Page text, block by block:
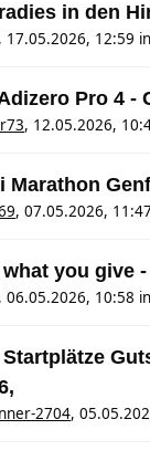
in den
, 17.05.2026, 12:59 in
Pro 4 -
, 12.05.2026,
Marathon
, 07.05.2026, 11:47
you give
, 06.05.2026, 10:58 in
2704,